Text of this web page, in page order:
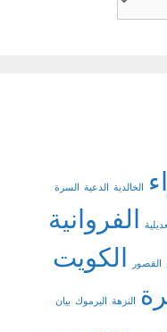
الخالدية الدعية السرة
الفروانية
القصور الكويت
النزهة اليرموك بيان